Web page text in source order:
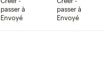
passer à
Envoyé
passer à
Envoyé